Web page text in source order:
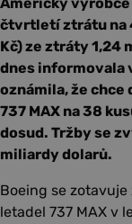
čtvrtletí ztrátu na
Kč) ze ztráty 1,24
dnes informovala
oznámila, že
737 MAX na 38
dosud. Tržby se
miliardy dolarů.
Boeing se
letadel 737 MAX v